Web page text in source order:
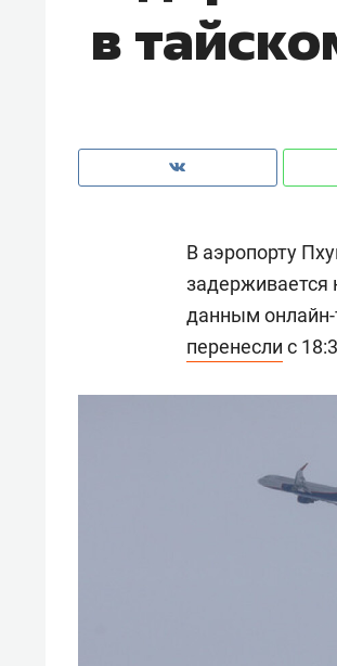
в
В аэропорту
задерживается
данным онлайн-
перенесли с
чем
Рекомендуем
комфорта под Казанью